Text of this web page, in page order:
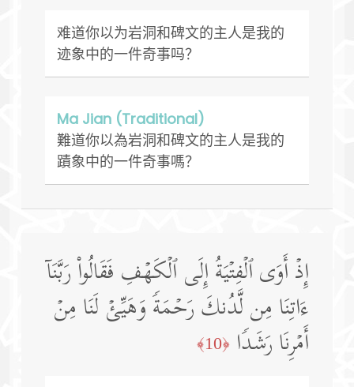
难道你以为岩洞和碑文的主人是我的
迹象中的一件奇事吗？
Ma Jian (Traditional)
難道你以為岩洞和碑文的主人是我的
蹟象中的一件奇事嗎？
إِذۡ أَوَى ٱلۡفِتۡیَةُ إِلَى ٱلۡكَهۡفِ فَقَالُوا۟ رَبَّنَاۤ
ءَاتِنَا مِن لَّدُنكَ رَحۡمَةࣰ وَهَیِّئۡ لَنَا مِنۡ
أَمۡرِنَا رَشَدࣰا ﴿10﴾